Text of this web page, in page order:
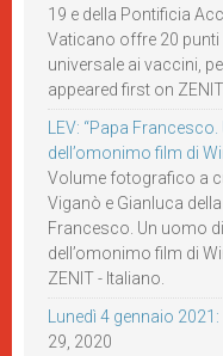
19 e della Pontificia
Vaticano offre 20
universale ai vaccini,
appeared first on
LEV: “Papa
dell’omonimo film di
Volume fotografico a
Viganò e Gianluca
Francesco. Un uomo
dell’omonimo film di
ZENIT - Italiano.
Lunedì 4 gennaio
29, 2020